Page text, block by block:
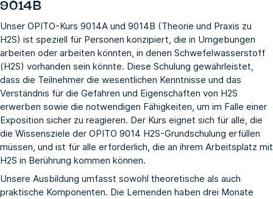
9014B
Unser OPITO-Kurs 9014A und 9014B (Theorie und Praxis zu
H2S) ist speziell für Personen konzipiert, die in Umgebungen
arbeiten oder arbeiten könnten, in denen Schwefelwasserstoff
(H2S) vorhanden sein könnte. Diese Schulung gewährleistet,
dass die Teilnehmer die wesentlichen Kenntnisse und das
Verständnis für die Gefahren und Eigenschaften von H2S
erwerben sowie die notwendigen Fähigkeiten, um im Falle einer
Exposition sicher zu reagieren. Der Kurs eignet sich für alle, die
die Wissensziele der OPITO 9014 H2S-Grundschulung erfüllen
müssen, und ist für alle erforderlich, die an ihrem Arbeitsplatz mit
H2S in Berührung kommen können.
Unsere Ausbildung umfasst sowohl theoretische als auch
praktische Komponenten. Die Lernenden haben drei Monate